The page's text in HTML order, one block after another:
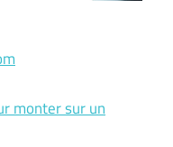
monter sur un